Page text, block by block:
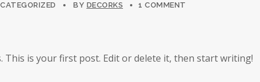
BY DECORKS 1 COMMENT
This is your first post. Edit or delete it, then start writing!